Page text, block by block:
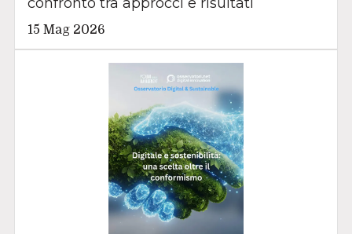
confronto tra approcci e risultati
15 Mag 2026